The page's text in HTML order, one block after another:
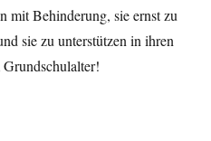
mit Behinderung, sie ernst zu
sie zu unterstützen in ihren